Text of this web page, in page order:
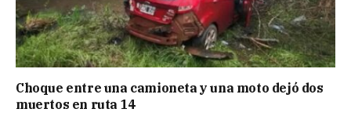
Choque entre una camioneta y una moto dejó dos
muertos en ruta 14